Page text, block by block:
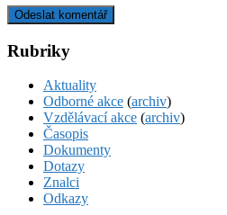
Rubriky
Aktuality
Odborné akce (archiv)
Vzdělávací akce (archiv)
Časopis
Dokumenty
Dotazy
Znalci
Odkazy